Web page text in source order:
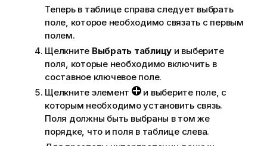
Теперь в таблице справа следует выбрать
поле, которое необходимо связать с первым
полем.
Щелкните Выбрать таблицу и выберите
поля, которые необходимо включить в
составное ключевое поле.
Щелкните элемент
и выберите поле, с
которым необходимо установить связь.
Поля должны быть выбраны в том же
порядке, что и поля в таблице слева.